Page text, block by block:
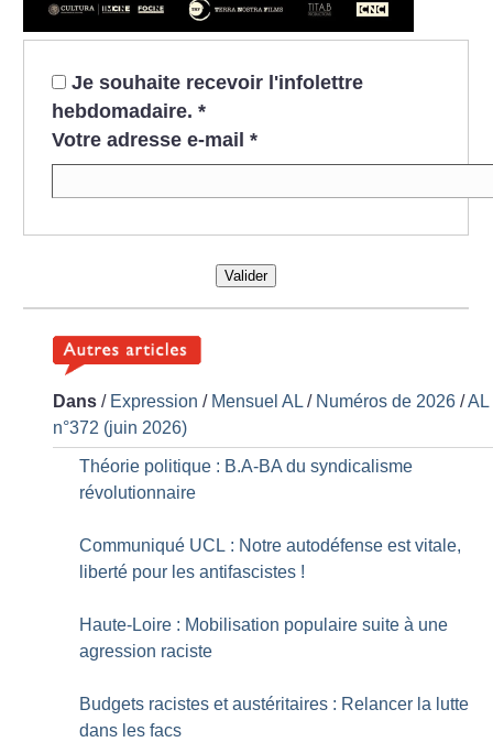
Je souhaite recevoir l'infolettre
hebdomadaire. *
Votre adresse e-mail *
Valider
Dans / Expression / Mensuel AL / Numéros de 2026 /AL
n°372 (juin 2026)
Théorie politique : B.A-BA du syndicalisme
révolutionnaire
Communiqué UCL : Notre autodéfense est vitale,
liberté pour les antifascistes !
Haute-Loire : Mobilisation populaire suite à une
agression raciste
Budgets racistes et austéritaires : Relancer la lutte
dans les facs